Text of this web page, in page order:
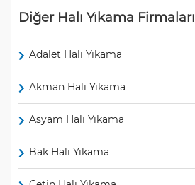
Diğer Halı Yıkama Firmaları
Adalet Halı Yıkama
Akman Halı Yıkama
Asyam Halı Yıkama
Bak Halı Yıkama